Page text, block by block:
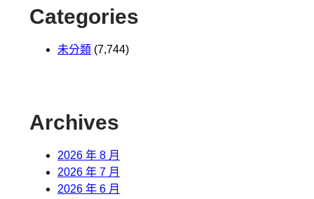
Categories
未分類 (7,744)
Archives
2026 年 8 月
2026 年 7 月
2026 年 6 月